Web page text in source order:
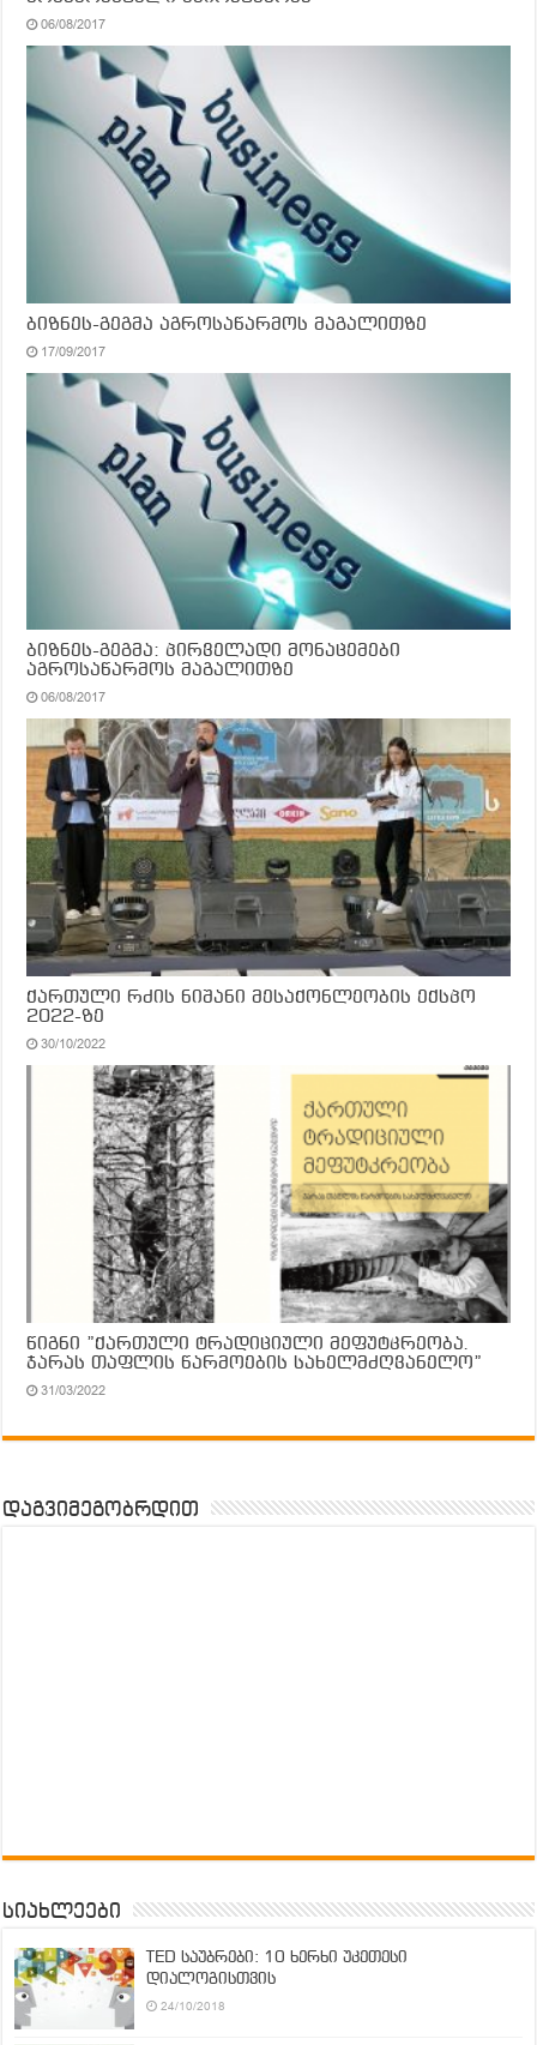
06/08/2017
ბიზნეს-გეგმა აგროსაწარმოს მაგალითზე
17/09/2017
ბიზნეს-გეგმა: პირველადი მონაცემები
აგროსაწარმოს მაგალითზე
06/08/2017
ქართული რძის ნიშანი მესაქონლეობის ექსპო
2022-ზე
30/10/2022
წიგნი ”ქართული ტრადიციული მეფუტკრეობა.
ჯარას თაფლის წარმოების სახელმძღვანელო”
31/03/2022
დაგვიმეგობრდით
სიახლეები
TED საუბრები: 10 ხერხი უკეთესი
დიალოგისთვის
24/10/2018